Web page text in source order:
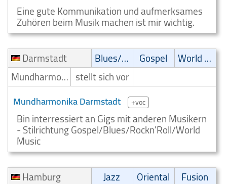
Eine gute Kommunikation und aufmerksames
Zuhören beim Musik machen ist mir wichtig.
Darmstadt
Blues/Swing Gospel
World Music
Mundharmonikaspieler stellt sich vor
Mundharmonika Darmstadt +voc
Bin interressiert an Gigs mit anderen Musikern
- Stilrichtung Gospel/Blues/Rockn'Roll/World
Music
Hamburg
Jazz Oriental
Fusion